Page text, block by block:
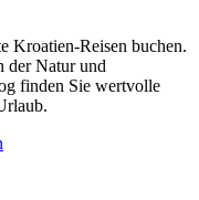
Kroatien-Reisen buchen.
der Natur und
finden Sie wertvolle